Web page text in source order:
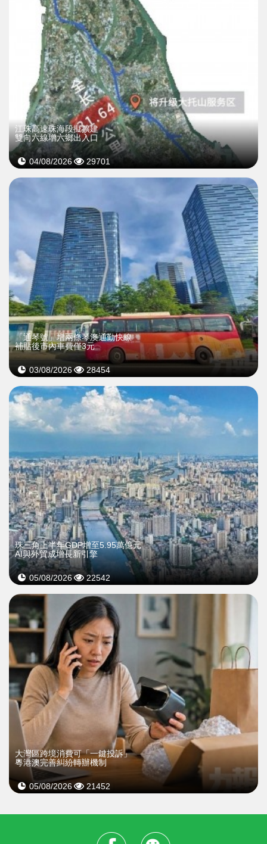
江珠高速珠海段擬擴建
雙向六線增六鄉出入口
04/08/2026 29701
「通琴號」增兩條琴澳通勤快線
補貼後市內車費僅3元
03/08/2026 28454
珠三角上半年GDP增至5.95萬億元
AI與外貿成增長新引擎
05/08/2026 22542
大灣區跨境消費可「一鍵投訴」
粵港澳完善糾紛轉辦機制
05/08/2026 21452